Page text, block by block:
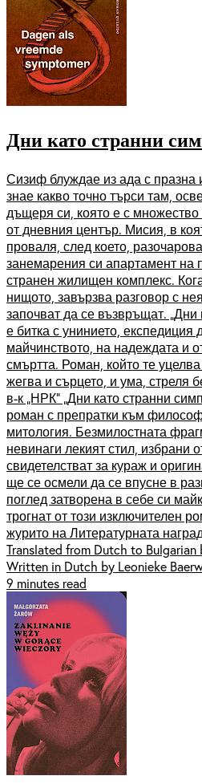
Дни като странни
Сизиф блуждае из ада с празна
знае какво точно търси там,
дъщеря си, която е с множество
от дневния център. Мисия, в
проваля, след което,
занемарения си апартамент на
странен жилищен комплекс.
нищото, завързва разговор с
започват да се възвръщат. „Дни
е битка с унинието, експедиция
майчинството, на надеждата и
смъртта. Роман, който те уцелва
жегва и сърцето, и ума, стреля
в-к „НРК” „Дни като странни
роман с препратки към
митология. Безмилостната
невинаги лекият стил, избрани
свидетелстват за кураж и
ще се осмели да се впусне в
поглед затворена в себе си
трогнат от този изключителен
журито на Литературната
Translated from Dutch to Bulgarian
Written in Dutch by Leonieke
9 minutes read